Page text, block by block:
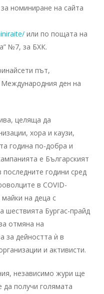
номиниране на сайта
или по пощата на
№7, за БХК.
път,
ден на
целяща да
хора и каузи,
година по-добра и
е Българският
години сред
в COVID-
на деца с
шествията Бургас-прайд
отмяна на
за дейността ѝ в
и активисти.
независимо жури ще
да получи голямата